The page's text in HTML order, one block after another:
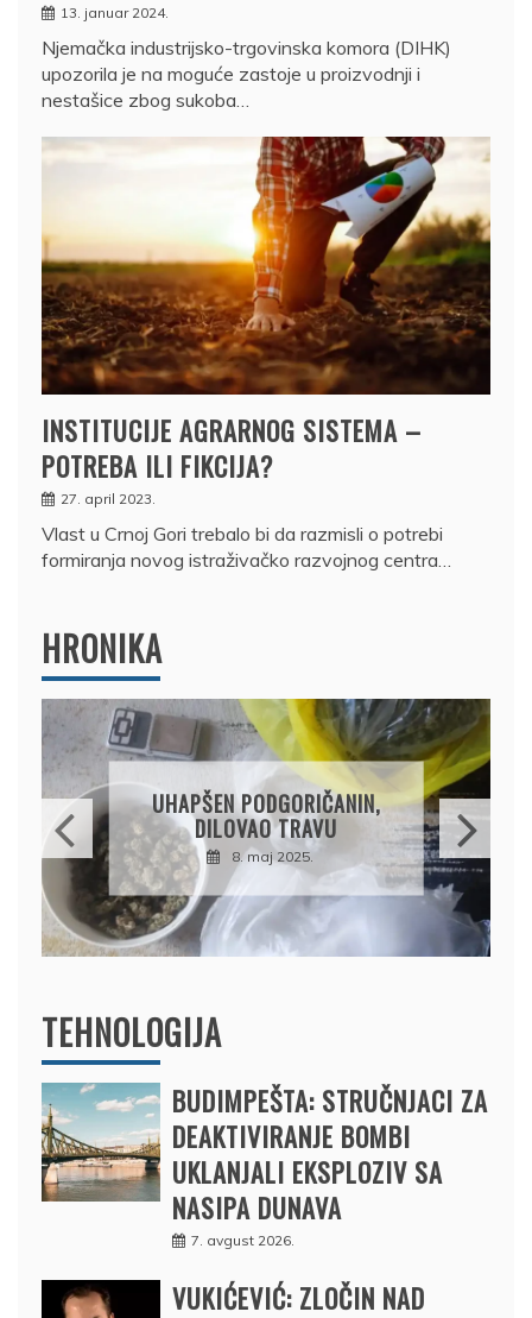
13. januar 2024.
Njemačka industrijsko-trgovinska komora (DIHK)
upozorila je na moguće zastoje u proizvodnji i
nestašice zbog sukoba…
INSTITUCIJE AGRARNOG SISTEMA –
POTREBA ILI FIKCIJA?
27. april 2023.
Vlast u Crnoj Gori trebalo bi da razmisli o potrebi
formiranja novog istraživačko razvojnog centra…
HRONIKA
DRŽAVLJANIN RUSIJE
OSUMNJIČEN DA JE
PRODAO TUĐI BMW,
DRŽAVU NAPUSTIO
BRODOM
12. februar 2025.
TEHNOLOGIJA
BUDIMPEŠTA: STRUČNJACI ZA
DEAKTIVIRANJE BOMBI
UKLANJALI EKSPLOZIV SA
NASIPA DUNAVA
7. avgust 2026.
VUKIĆEVIĆ: ZLOČIN NAD